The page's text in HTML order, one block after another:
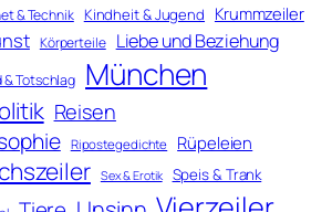
& Technik Kindheit & Jugend Krummzeiler
Körperteile Liebe und Beziehung
& Totschlag München
Reisen
Ripostegedichte Rüpeleien
Sex & Erotik Speis & Trank